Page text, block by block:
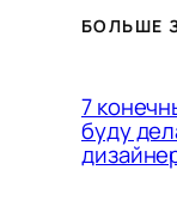
БОЛЬШЕ
7
буду